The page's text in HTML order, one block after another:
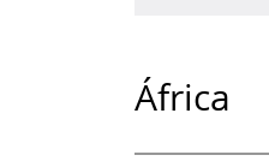
África